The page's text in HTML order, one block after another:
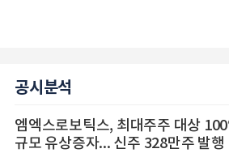
공시분석
엠엑스로보틱스, 최대주주 대상
규모 유상증자... 신주 328만주 발행